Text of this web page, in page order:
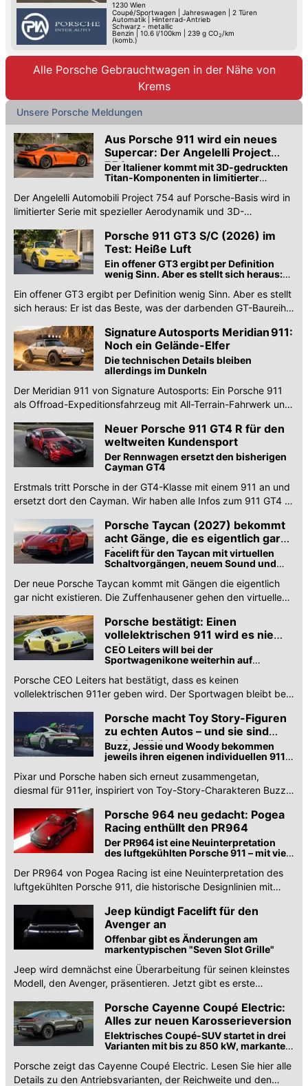
1230 Wien
Coupé/Sportwagen
Jahreswagen
2 Türen
Automatik|
Hinterrad-Antrieb
Schwarz - metallic
Benzin
10.6 l/100km 239 g CO2/km
(komb.)
Alle Porsche Gebrauchtwagen in der Nähe von
Krems
Unsere Porsche Meldungen
Aus Porsche 911 wird ein neues
Supercar: Der Angelelli Project
754
Der Italiener kommt mit 3D-gedruckten
Titan-Komponenten in limitierter
Der Angelelli Automobili Project 754 auf Porsche-Basis wird in
limitierter Serie mit spezieller Aerodynamik und 3D-
Porsche 911 GT3 S/C (2026) im
Test: Heiße Luft
Ein offener GT3 ergibt per Definition
wenig Sinn. Aber es stellt sich heraus:
passieren konnte
Ein offener GT3 ergibt per Definition wenig Sinn. Aber es stellt
sich heraus: Er ist das Beste, was der darbenden GT-Baureihe
Signature Autosports Meridian 911:
Noch ein Gelände-Elfer
Die technischen Details bleiben
allerdings im Dunkeln
Der Meridian 911 von Signature Autosports: Ein Porsche 911
als Offroad-Expeditionsfahrzeug mit All-Terrain-Fahrwerk und
Neuer Porsche 911 GT4 R für den
weltweiten Kundensport
Der Rennwagen ersetzt den bisherigen
Cayman GT4
Erstmals tritt Porsche in der GT4-Klasse mit einem 911 an und
ersetzt dort den Cayman. Wir haben alle Infos zum 911 GT4 R
Porsche Taycan (2027) bekommt
acht Gänge, die es eigentlich gar
nicht gibt
Facelift für den Taycan mit virtuellen
Schaltvorgängen, neuem Sound und
Der neue Porsche Taycan kommt mit Gängen die eigentlich
gar nicht existieren. Die Zuffenhausener gehen den virtuellen
Porsche bestätigt: Einen
vollelektrischen 911 wird es nie
geben
CEO Leiters will bei der
Sportwagenikone weiterhin auf
Porsche CEO Leiters hat bestätigt, dass es keinen
vollelektrischen 911er geben wird. Der Sportwagen bleibt bei
Porsche macht Toy Story-Figuren
zu echten Autos – und sie sind
unglaublich
Buzz, Jessie und Woody bekommen
jeweils ihren eigenen individuellen 911,
Pixar und Porsche haben sich erneut zusammengetan,
diesmal für 911er, inspiriert von Toy-Story-Charakteren Buzz,
Porsche 964 neu gedacht: Pogea
Racing enthüllt den PR964
Der PR964 ist eine Neuinterpretation
des luftgekühlten Porsche 911 – mit viel
Der PR964 von Pogea Racing ist eine Neuinterpretation des
luftgekühlten Porsche 911, die historische Designlinien mit
Jeep kündigt Facelift für den
Avenger an
Offenbar gibt es Änderungen am
markentypischen "Seven Slot Grille"
Jeep wird demnächst eine Überarbeitung für seinen kleinstes
Modell, den Avenger, präsentieren. Jetzt gibt es erste
Porsche Cayenne Coupé Electric:
Alles zur neuen Karosserieversion
Elektrisches Coupé-SUV startet in drei
Varianten mit bis zu 850 kW, markanter
Sport-Paket.
Porsche zeigt das Cayenne Coupé Electric. Lesen Sie hier alle
Details zu den Antriebsvarianten, der Reichweite und den